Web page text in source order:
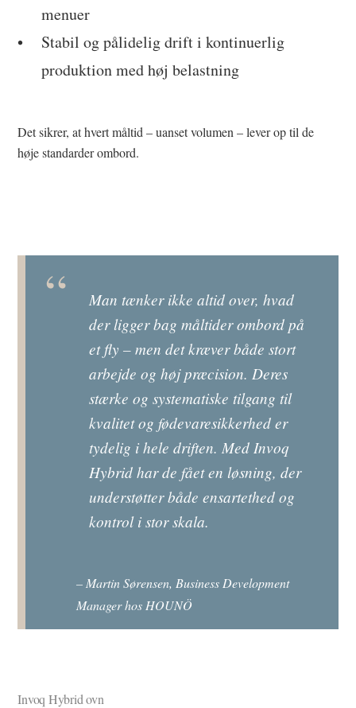
menuer
Stabil og pålidelig drift i kontinuerlig
produktion med høj belastning
Det sikrer, at hvert måltid – uanset volumen – lever op til de
høje standarder ombord.
Man tænker ikke altid over, hvad
der ligger bag måltider ombord på
et fly – men det kræver både stort
arbejde og høj præcision. Deres
stærke og systematiske tilgang til
kvalitet og fødevaresikkerhed er
tydelig i hele driften. Med Invoq
Hybrid har de fået en løsning, der
understøtter både ensartethed og
kontrol i stor skala.
– Martin Sørensen, Business Development
Manager hos HOUNÖ
Invoq Hybrid ovn